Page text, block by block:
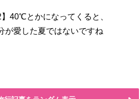
】40℃とかになってくると、
が愛した夏ではないですね